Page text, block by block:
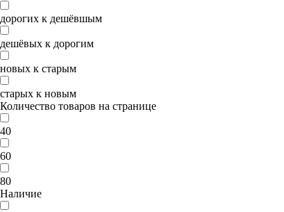
дорогих к дешёвшым
дешёвых к дорогим
новых к старым
старых к новым
Количество товаров на странице
40
60
80
Наличие